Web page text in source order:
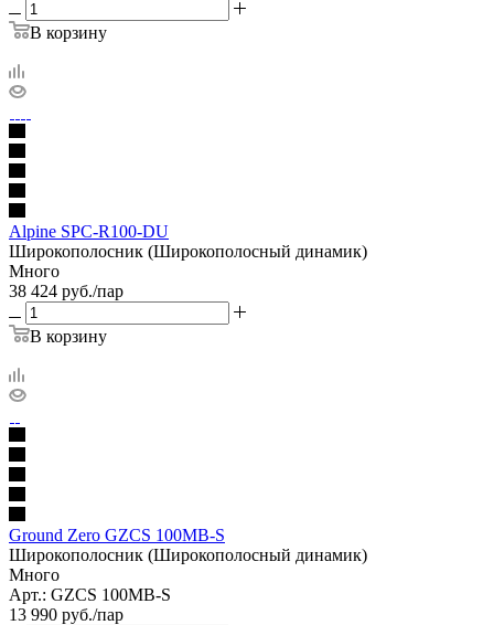
В корзину
Alpine SPC-R100-DU
Широкополосник (Широкополосный динамик)
Много
38 424 руб./пар
В корзину
Ground Zero GZCS 100MB-S
Широкополосник (Широкополосный динамик)
Много
Арт.: GZCS 100MB-S
13 990 руб./пар